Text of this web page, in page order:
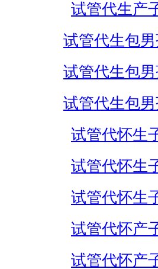
试管代生产
试管代生包
试管代生包
试管代生包
试管代怀生
试管代怀生
试管代怀生
试管代怀产
试管代怀产